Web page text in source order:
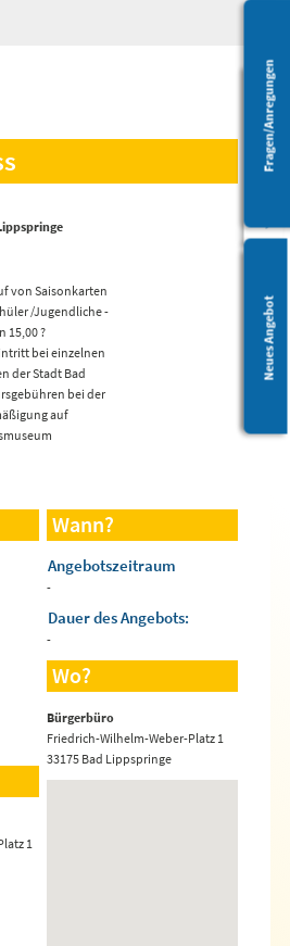
Leichte Sprache
Barrierefreiheit
Neues Angebot
Fragen/Anregungen
von Saisonkarten
/Jugendliche -
15,00 ?
bei einzelnen
der Stadt Bad
bei der
auf
1
Wann?
Angebotszeitraum
-
Dauer des Angebots:
-
Wo?
Bürgerbüro
Friedrich-Wilhelm-Weber-Platz 1
33175 Bad Lippspringe